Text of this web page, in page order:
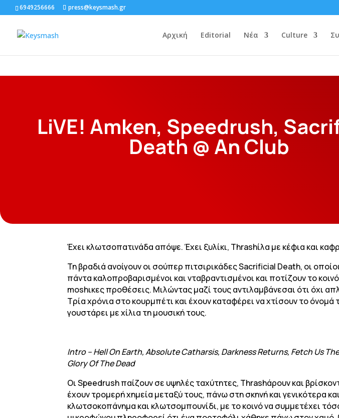
6949256666 press@keysmash.gr
Αρχική Editorial Νέα Culture
LiVE! Amken, Speedrush,
Death @ An Club
Έχει κλωτσοπατινάδα απόψε. Έχει ξυλίκι, Thrashίλα με κέφια και
Τη βραδιά ανοίγουν οι σούπερ πιτσιρικάδες Sacrificial Death, οι
πάντα καλοπροβαρισμένοι και νταβραντισμένοι και ποτίζουν το
moshικες προθέσεις. Μιλώντας μαζί τους αντιλαμβάνεσαι ότι όχι
Τρία χρόνια στο κουρμπέτι και έχουν καταφέρει να χτίσουν το
γουστάρει με χίλια τη μουσική τους.
Intro – Hell On Earth, Absolute Catharsis, Darkness Returns, Fetch Us
Glory Of The Dead
Οι Speedrush παίζουν σε υψηλές ταχύτητες, Thrashάρουν και
έχουν τρομερή χημεία μεταξύ τους, πάνω στη σκηνή και γενικότερα
κλωτσοκοπάνημα και κλωτσομπουνίδι, με το κοινό να συμμετέχει